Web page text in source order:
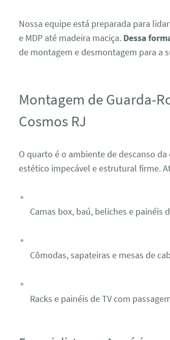
Nossa equipe está preparada para
e MDP até madeira maciça. Dessa
de montagem e desmontagem para a
Montagem de Guarda-
Cosmos RJ
O quarto é o ambiente de descanso
estético impecável e estrutural firme.
Camas box, baú, beliches e painéis
Cômodas, sapateiras e mesas de
Racks e painéis de TV com